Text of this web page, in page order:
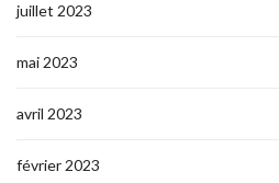
juillet 2023
mai 2023
avril 2023
février 2023